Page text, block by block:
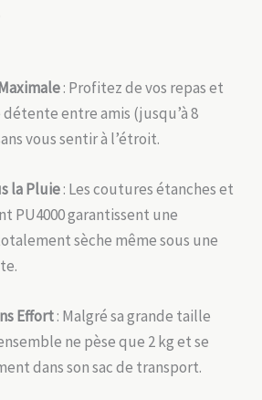
: Profitez de vos repas et
entre amis (jusqu’à 8
vous sentir à l’étroit.
la Pluie: Les coutures étanches et
PU4000 garantissent une
sèche même sous une
Effort: Malgré sa grande taille
ne pèse que 2 kg et se
dans son sac de transport.